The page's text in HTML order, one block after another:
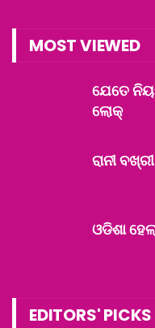
MOST VIEWED
ଯେତେ
ଲୋକ୍
ରାନୀ
ଓଡିଶା
EDITORS' PICKS